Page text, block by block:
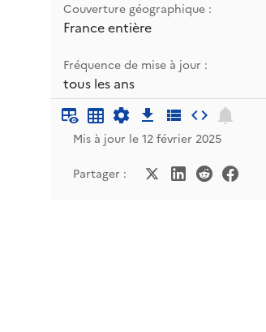
Couverture géographique :
France entière
Fréquence de mise à jour :
tous les ans
Mis à jour le 12 février 2025
Partager :